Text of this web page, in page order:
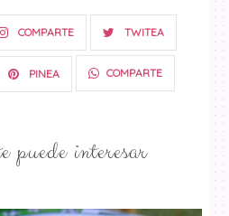
COMPARTE TWITEA
PINEA COMPARTE
puede interesar